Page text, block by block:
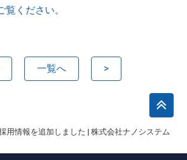
ください。
一覧へ >
用情報を追加しました | 株式会社ナノシステム